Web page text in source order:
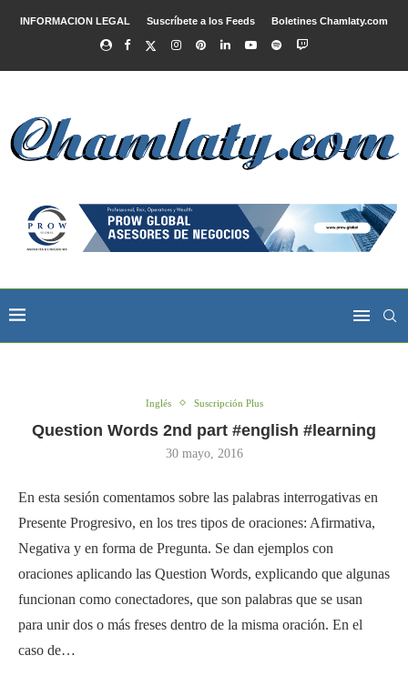
INFORMACION LEGAL Suscríbete a los Feeds Boletines Chamlaty.com
Inglés Suscripción Plus
Question Words 2nd part #english #learning
30 mayo, 2016
En esta sesión comentamos sobre las palabras interrogativas en
Presente Progresivo, en los tres tipos de oraciones: Afirmativa,
Negativa y en forma de Pregunta. Se dan ejemplos con
oraciones aplicando las Question Words, explicando que algunas
funcionan como conectadores, que son palabras que se usan
para unir dos o más freses dentro de la misma oración. En el
caso de…